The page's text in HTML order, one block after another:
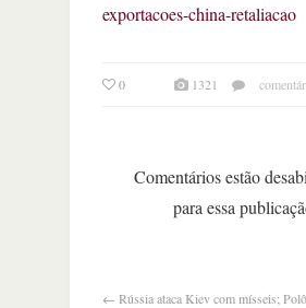
exportacoes-china-retaliacao
0 1321
Comentários estão
para essa
← Rússia ataca Kiev com mísseis;